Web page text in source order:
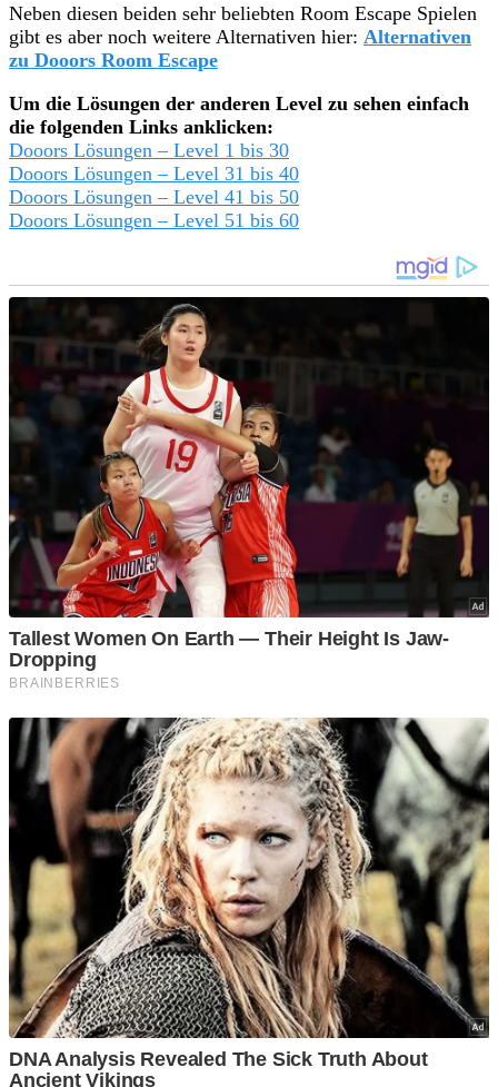
Neben diesen beiden sehr beliebten Room Escape Spielen
gibt es aber noch weitere Alternativen hier: Alternativen
zu Dooors Room Escape
Um die Lösungen der anderen Level zu sehen einfach
die folgenden Links anklicken:
Dooors Lösungen – Level 1 bis 30
Dooors Lösungen – Level 31 bis 40
Dooors Lösungen – Level 41 bis 50
Dooors Lösungen – Level 51 bis 60